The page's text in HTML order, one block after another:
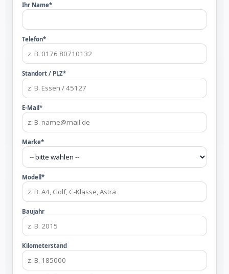
Ihr Name*
Telefon*
Standort / PLZ*
E-Mail*
Marke*
Modell*
Baujahr
Kilometerstand